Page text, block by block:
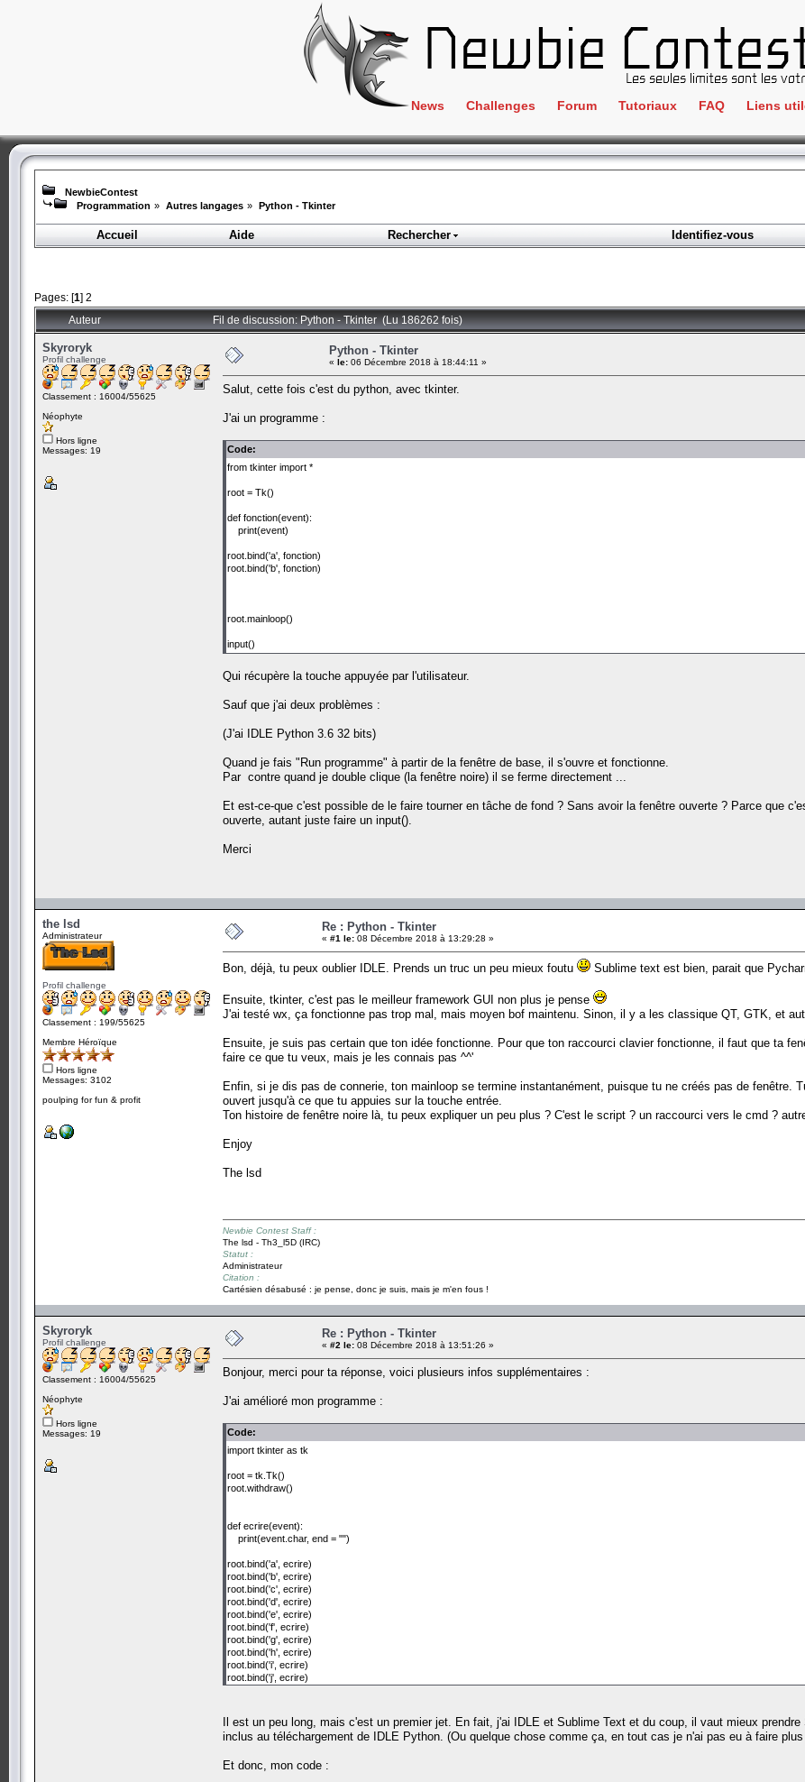
News Challenges
Crackme
ClientSide
Forensics
Programmation
Wargame
Forum Tutoriaux FAQ Liens
IRC
NewbieContest
Programmation » Autres langages » Python - Tkinter
Accueil
Aide Rechercher Identifiez-vous
Pages: [1] 2
Auteur Fil de discussion: Python - Tkinter (Lu 186262 fois)
Skyroryk
Profil challenge
Classement : 16004/55625
Néophyte
Hors ligne
Messages: 19
Python - Tkinter
« le: 06 Décembre 2018 à 18:44:11 »
Salut, cette fois c'est du python, avec tkinter.
J'ai un programme :
Code:
from tkinter import *
root = Tk()
def fonction(event):
print(event)
root.bind('a', fonction)
root.bind('b', fonction)
root.mainloop()
input()
Qui récupère la touche appuyée par l'utilisateur.
Sauf que j'ai deux problèmes :
(J'ai IDLE Python 3.6 32 bits)
Quand je fais "Run programme" à partir de la fenêtre de base, il s'ouvre et fonctionne.
Par contre quand je double clique (la fenêtre noire) il se ferme directement ...
Et est-ce-que c'est possible de le faire tourner en tâche de fond ? Sans avoir la fenêtre ouverte ? Parce que
ouverte, autant juste faire un input().
Merci
the lsd
Administrateur
Profil challenge
Classement : 199/55625
Membre Héroïque
Hors ligne
Messages: 3102
poulping for fun & profit
Re : Python - Tkinter
« #1 le: 08 Décembre 2018 à 13:29:28 »
Bon, déjà, tu peux oublier IDLE. Prends un truc un peu mieux foutu Sublime text est bien, parait que
Ensuite, tkinter, c'est pas le meilleur framework GUI non plus je pense
J'ai testé wx, ça fonctionne pas trop mal, mais moyen bof maintenu. Sinon, il y a les classique QT, GTK, et
Ensuite, je suis pas certain que ton idée fonctionne. Pour que ton raccourci clavier fonctionne, il faut que ta
faire ce que tu veux, mais je les connais pas ^^'
Enfin, si je dis pas de connerie, ton mainloop se termine instantanément, puisque tu ne créés pas de fenêtre.
ouvert jusqu'à ce que tu appuies sur la touche entrée.
Ton histoire de fenêtre noire là, tu peux expliquer un peu plus ? C'est le script ? un raccourci vers le cmd ?
Enjoy
The lsd
Newbie Contest Staff :
The lsd - Th3_l5D (IRC)
Statut :
Administrateur
Citation :
Cartésien désabusé : je pense, donc je suis, mais je m'en fous !
Skyroryk
Profil challenge
Classement : 16004/55625
Néophyte
Hors ligne
Messages: 19
Re : Python - Tkinter
« #2 le: 08 Décembre 2018 à 13:51:26 »
Bonjour, merci pour ta réponse, voici plusieurs infos supplémentaires :
J'ai amélioré mon programme :
Code:
import tkinter as tk
root = tk.Tk()
root.withdraw()
def ecrire(event):
print(event.char, end = "")
root.bind('a', ecrire)
root.bind('b', ecrire)
root.bind('c', ecrire)
root.bind('d', ecrire)
root.bind('e', ecrire)
root.bind('f', ecrire)
root.bind('g', ecrire)
root.bind('h', ecrire)
root.bind('i', ecrire)
root.bind('j', ecrire)
root.bind('m', ecrire)
root.bind('n', ecrire)
root.bind('o', ecrire)
root.bind('q', ecrire)
Il est un peu long, mais c'est un premier jet. En fait, j'ai IDLE et Sublime Text et du coup, il vaut mieux
inclus au téléchargement de IDLE Python. (Ou quelque chose comme ça, en tout cas je n'ai pas eu à faire plus
Et donc, mon code :